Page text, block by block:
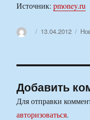
Источник:pmoney.ru
АвторОпубликовано
13.04.2012
Добавить
Для отправки
авторизоваться.